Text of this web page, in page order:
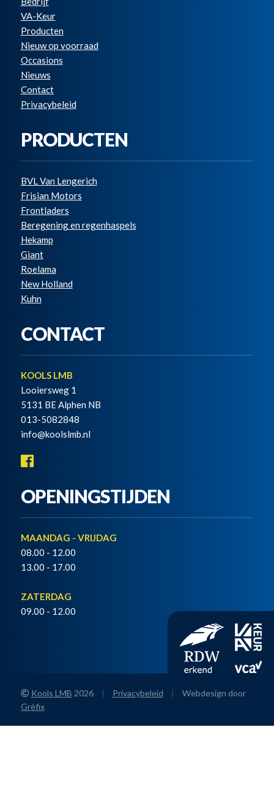
VA-Keur
Producten
Nieuw op voorraad
Occasions
Nieuws
Contact
Privacybeleid
PRODUCTEN
BVL Van Lengerich
Frisian Motors
Frontladers
Beregening en regenhaspels
Hekamp
Giant
Roelama
New Holland
Kuhn
CONTACT
KOOLS LMB
Looiersweg 1
5131 BE Alphen NB
013-5082848
info@koolslmb.nl
OPENINGSTIJDEN
MAANDAG - VRIJDAG
08.00 - 12.00
13.00 - 17.00
ZATERDAG
09.00 - 12.00
Kools LMB 2026 | Privacybeleid |
Webdesign door
Grèfix